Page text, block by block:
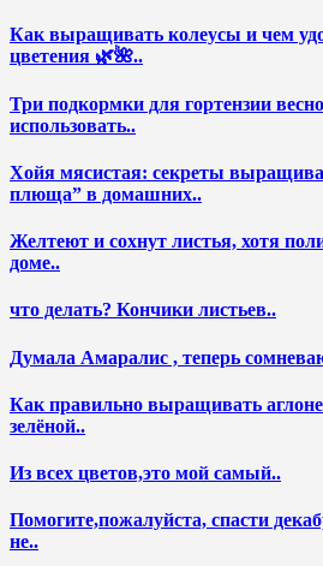
Как выращивать колеусы и чем
цветения 🌿🌺..
Три подкормки для гортензии
использовать..
Хойя мясистая: секреты
плюща” в домашних..
Желтеют и сохнут листья, хотя
доме..
что делать? Кончики листьев..
Думала Амаралис , теперь
Как правильно выращивать
зелёной..
Из всех цветов,это мой самый..
Помогите,пожалуйста, спасти
не..